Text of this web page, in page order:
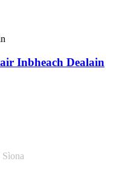
Inbheach Dealain
Sìona